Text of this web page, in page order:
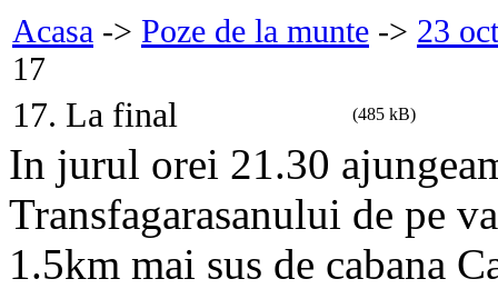
Acasa -> Poze de la munte -> 23
17
17. La final (485 kB)
In jurul orei 21.30
Transfagarasanului de pe
1.5km mai sus de cabana